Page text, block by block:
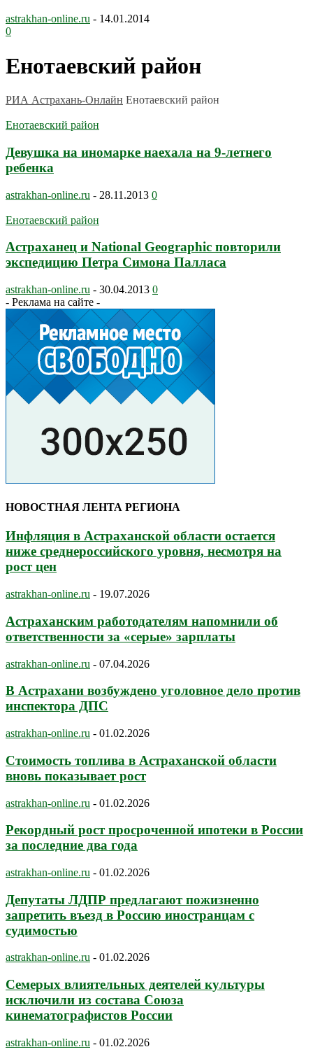
astrakhan-online.ru - 14.01.2014
0
Енотаевский район
РИА Астрахань-Онлайн Енотаевский район
Енотаевский район
Девушка на иномарке наехала на 9-летнего
ребенка
astrakhan-online.ru - 28.11.2013 0
Енотаевский район
Астраханец и National Geographic повторили
экспедицию Петра Симона Палласа
astrakhan-online.ru - 30.04.2013 0
- Реклама на сайте -
НОВОСТНАЯ ЛЕНТА РЕГИОНА
Инфляция в Астраханской области остается
ниже среднероссийского уровня, несмотря на
рост цен
astrakhan-online.ru - 19.07.2026
Астраханским работодателям напомнили об
ответственности за «серые» зарплаты
astrakhan-online.ru - 07.04.2026
В Астрахани возбуждено уголовное дело против
инспектора ДПС
astrakhan-online.ru - 01.02.2026
Стоимость топлива в Астраханской области
вновь показывает рост
astrakhan-online.ru - 01.02.2026
Рекордный рост просроченной ипотеки в России
за последние два года
astrakhan-online.ru - 01.02.2026
Депутаты ЛДПР предлагают пожизненно
запретить въезд в Россию иностранцам с
судимостью
astrakhan-online.ru - 01.02.2026
Семерых влиятельных деятелей культуры
исключили из состава Союза
кинематографистов России
astrakhan-online.ru - 01.02.2026